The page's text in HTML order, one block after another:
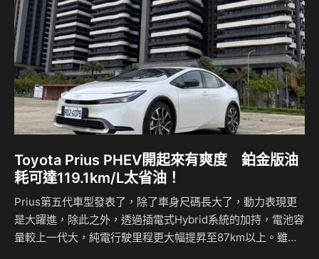
Toyota Prius PHEV開起來有爽度 鉑金版油
耗可達119.1km/L太省油！
Prius第五代車型發表了，除了車身尺碼長大了，動力表現更
是大躍進，除此之外，透過插電式Hybrid系統的加持，電池容
量較上一代大，純電行駛里程更大幅提昇至87km以上。雖說